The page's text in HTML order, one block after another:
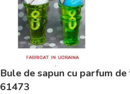
Bule de sapun cu parfum
61473